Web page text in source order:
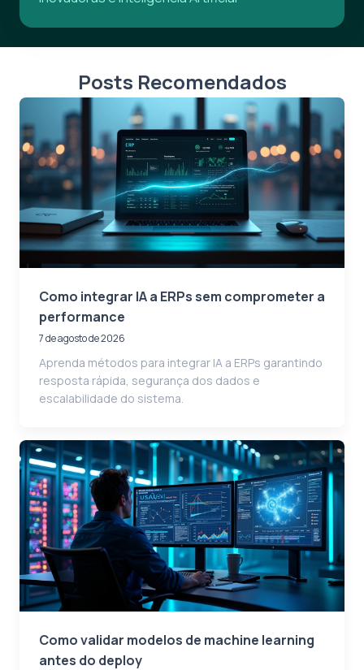
Posts Recomendados
Como integrar IA a ERPs sem comprometer a
performance
7 de agosto de 2026
Aprenda métodos para integrar IA a ERPs garantindo
resposta rápida, segurança dos dados e
escalabilidade do sistema.
Como validar modelos de machine learning
antes do deploy